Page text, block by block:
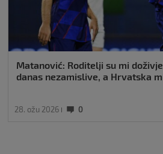
Matanović: Roditelji su mi
danas nezamislive, a Hrvatska
28. ožu 2026 0